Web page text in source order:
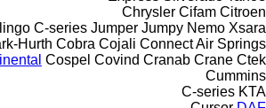
Chrysler Cifam Citroen
C-series Jumper Jumpy Nemo Xsara
Hurth Cobra Cojali Connect Air Springs
Cospel Covind Cranab Crane Ctek
Cummins
C-series KTA